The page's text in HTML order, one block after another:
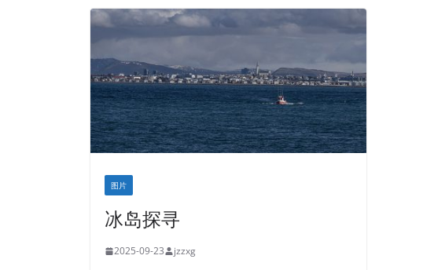
图片
冰岛探寻
2025-09-23 jzzxg